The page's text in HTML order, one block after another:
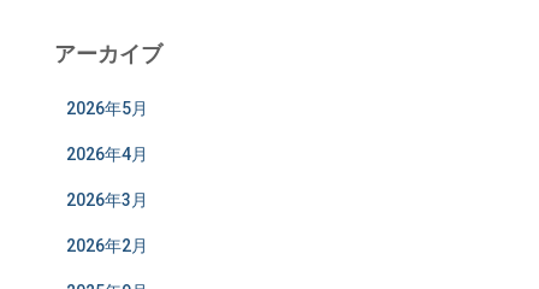
アーカイブ
2026年5月
2026年4月
2026年3月
2026年2月